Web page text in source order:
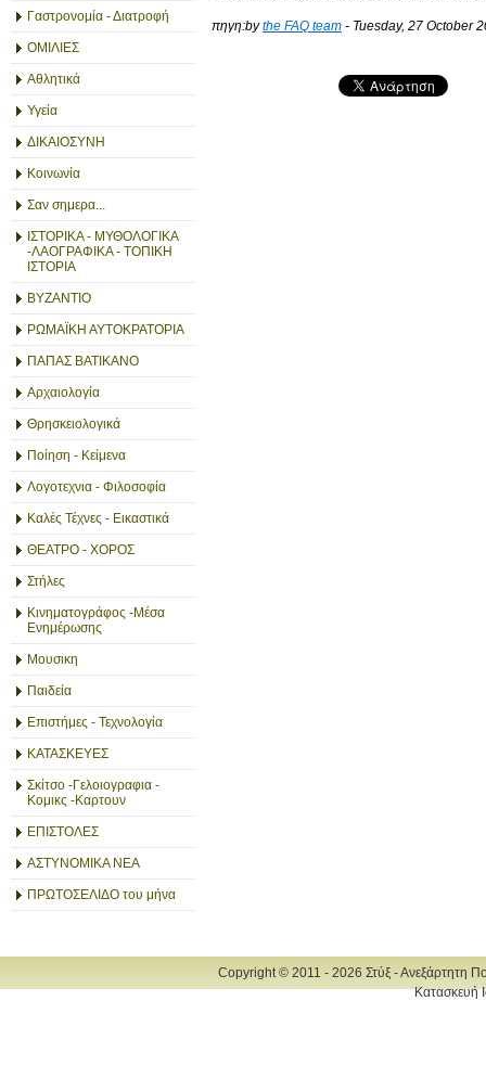
Γαστρονομία - Διατροφή
ΟΜΙΛΙΕΣ
Αθλητικά
Υγεία
ΔΙΚΑΙΟΣΥΝΗ
Κοινωνία
Σαν σημερα...
ΙΣΤΟΡΙΚΑ - ΜΥΘΟΛΟΓΙΚΑ
-ΛΑΟΓΡΑΦΙΚΑ - ΤΟΠΙΚΗ
ΙΣΤΟΡΙΑ
ΒΥΖΑΝΤΙΟ
ΡΩΜΑΪΚΗ ΑΥΤΟΚΡΑΤΟΡΙΑ
ΠΑΠΑΣ ΒΑΤΙΚΑΝΟ
Αρχαιολογία
Θρησκειολογικά
Ποίηση - Κείμενα
Λογοτεχνια - Φιλοσοφία
Καλές Τέχνες - Εικαστικά
ΘΕΑΤΡΟ - ΧΟΡΟΣ
Στήλες
Κινηματογράφος -Μέσα
Ενημέρωσης
Μουσικη
Παιδεία
Επιστήμες - Τεχνολογία
ΚΑΤΑΣΚΕΥΕΣ
Σκίτσο -Γελοιογραφια -
Κομικς -Καρτουν
ΕΠΙΣΤΟΛΕΣ
ΑΣΤΥΝΟΜΙΚΑ ΝΕΑ
ΠΡΩΤΟΣΕΛΙΔΟ του μήνα
πηγη:bythe FAQ team - Tuesday, 27 October
Copyright © 2011 - 2026 Στύξ - Ανεξάρτητη
Κατασκευή